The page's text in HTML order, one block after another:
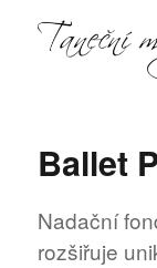
Ballet
Nadační
rozšiřuje